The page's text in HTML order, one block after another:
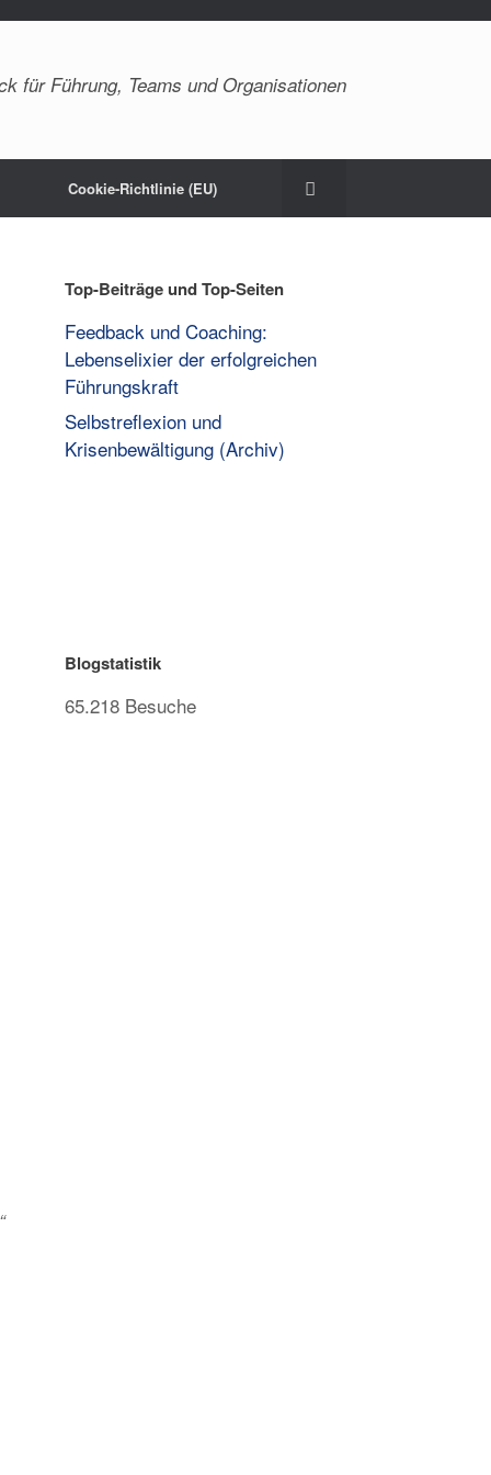
für Führung, Teams und Organisationen
Cookie-Richtlinie (EU)
Top-Beiträge und Top-Seiten
Feedback und Coaching:
Lebenselixier der erfolgreichen
Führungskraft
Selbstreflexion und
Krisenbewältigung (Archiv)
Blogstatistik
65.218 Besuche